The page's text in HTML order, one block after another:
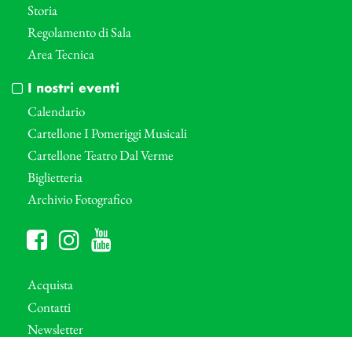
Storia
Regolamento di Sala
Area Tecnica
I nostri eventi
Calendario
Cartellone I Pomeriggi Musicali
Cartellone Teatro Dal Verme
Biglietteria
Archivio Fotografico
Acquista
Contatti
Newsletter